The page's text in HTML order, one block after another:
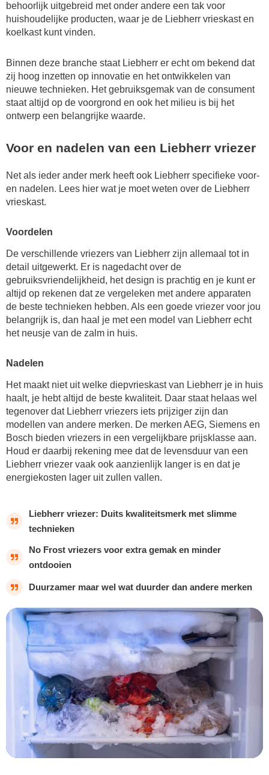
behoorlijk uitgebreid met onder andere een tak voor
huishoudelijke producten, waar je de Liebherr vrieskast en
koelkast kunt vinden.
Binnen deze branche staat Liebherr er echt om bekend dat
zij hoog inzetten op innovatie en het ontwikkelen van
nieuwe technieken. Het gebruiksgemak van de consument
staat altijd op de voorgrond en ook het milieu is bij het
ontwerp een belangrijke waarde.
Voor en nadelen van een Liebherr vriezer
Net als ieder ander merk heeft ook Liebherr specifieke voor-
en nadelen. Lees hier wat je moet weten over de Liebherr
vrieskast.
Voordelen
De verschillende vriezers van Liebherr zijn allemaal tot in
detail uitgewerkt. Er is nagedacht over de
gebruiksvriendelijkheid, het design is prachtig en je kunt er
altijd op rekenen dat ze vergeleken met andere apparaten
de beste technieken hebben. Als een goede vriezer voor jou
belangrijk is, dan haal je met een model van Liebherr echt
het neusje van de zalm in huis.
Nadelen
Het maakt niet uit welke diepvrieskast van Liebherr je in huis
haalt, je hebt altijd de beste kwaliteit. Daar staat helaas wel
tegenover dat Liebherr vriezers iets prijziger zijn dan
modellen van andere merken. De merken AEG, Siemens en
Bosch bieden vriezers in een vergelijkbare prijsklasse aan.
Houd er daarbij rekening mee dat de levensduur van een
Liebherr vriezer vaak ook aanzienlijk langer is en dat je
energiekosten lager uit zullen vallen.
Liebherr vriezer: Duits kwaliteitsmerk met slimme
technieken
No Frost vriezers voor extra gemak en minder
ontdooien
Duurzamer maar wel wat duurder dan andere merken